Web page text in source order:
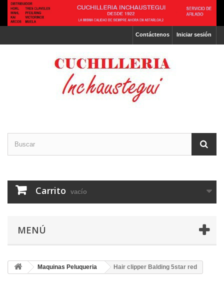
Iniciar sesión
Contáctenos
Carrito vacío
MENÚ
Maquinas Peluqueria Hair clipper Balding 5star red